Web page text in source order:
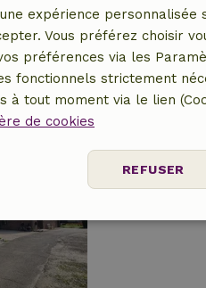
Brabant
4
expérience
Vous préférez choisir
préférences via les
fonctionnels strictement
à tout moment via le lien
de cookies
REFUSER
Ciblage